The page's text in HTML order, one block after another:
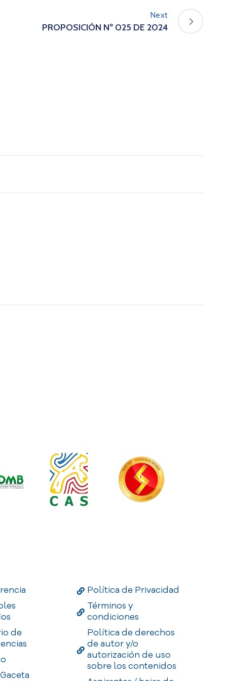
Next
PROPOSICIÓN Nº 025 DE 2024
de
Política de Privacidad
Términos y
condiciones
Política de derechos
de autor y/o
autorización de uso
sobre los contenidos